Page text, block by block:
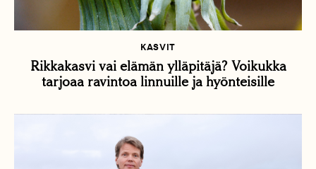
KASVIT
Rikkakasvi vai elämän ylläpitäjä? Voikukka
tarjoaa ravintoa linnuille ja hyönteisille